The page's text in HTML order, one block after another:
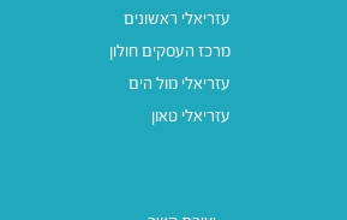
עזריאלי ראשונים
מרכז העסקים חולון
עזריאלי מול הים
עזריאלי טאון